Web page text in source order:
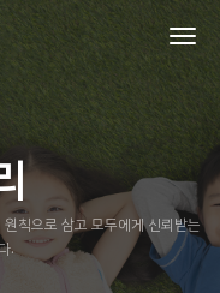
칙으로 삼고 모두에게 신뢰받는
.